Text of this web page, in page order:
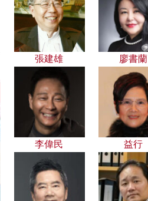
張建雄 廖書蘭
李偉民 益行